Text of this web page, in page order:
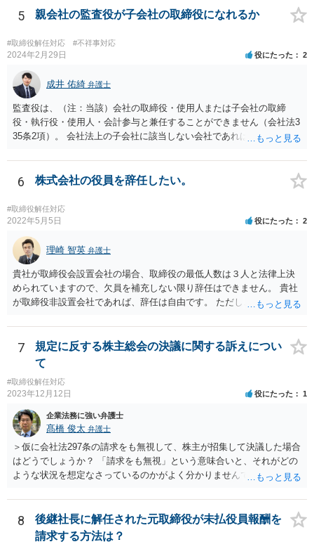
5 親会社の監査役が子会社の取締役になれるか
#取締役解任対応 #不祥事対応
2024年2月29日 役にたった 2
成井 佑綺 弁護士
監査役は、（注：当該）会社の取締役・使用人または子会社の取締
役・執行役・使用人・会計参与と兼任することができません（会社法3
35条2項）。 会社法上の子会社に該当しない会社であれば上記の兼任
任していた場合には、基本はその選任自体は有効となり、監査も有効
となりますが、当該監査役が損害賠償責任を負う可能性があります。
もっとも、親会社が親会社の監査役を子会社の取締役に選任した場合
には、監査が無効になる可能性があります。 いずれにせよ兼任規制に
反する兼任の場合には、監査役の辞任等を検討する対応がベターに思
われます。
6 株式会社の役員を辞任したい。
#取締役解任対応
2022年5月5日 役にたった 2
理崎 智英 弁護士
貴社が取締役会設置会社の場合、取締役の最低人数は３人と法律上決
められていますので、欠員を補充しない限り辞任はできません。 貴社
が取締役非設置会社であれば、辞任は自由です。 ただし、会社にとっ
生じた場合、会社に対して損害賠償をする必要があります。 一度、今
後の対応等について、弁護士にご相談されることをお勧めします。
7
規定に反する株主総会の決議に関する訴えについ
て
#取締役解任対応
2023年12月12日 役にたった 1
企業法務に強い弁護士
髙橋 俊太 弁護士
＞仮に会社法297条の請求をも無視して、株主が招集して決議した場合
はどうでしょうか？ 「請求をも無視」という意味合いと、それがどの
ような状況を想定なさっているのかがよく分かりませんでしたが、株
象になるのではないかと思われます。
8
後継社長に解任された元取締役が未払役員報酬を
請求する方法は？